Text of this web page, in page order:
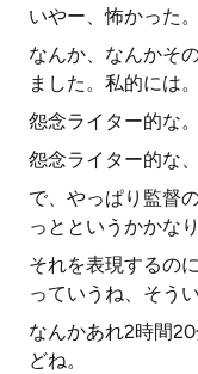
いやー、怖かった。
なんか、なんかそ
ました。私的には。
怨念ライター的な。
怨念ライター的な
で、やっぱり監督
っとというかかな
それを表現するの
っていうね、そう
なんかあれ2時間
どね。